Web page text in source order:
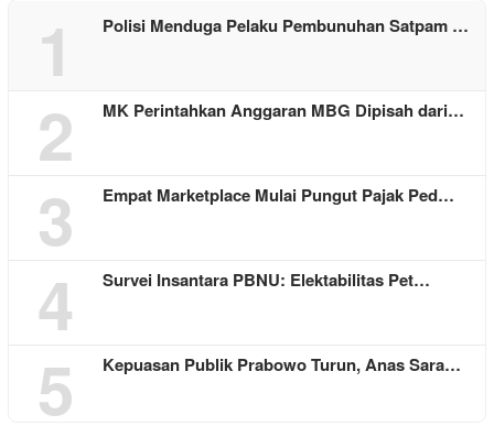
1 Polisi Menduga Pelaku Pembunuhan Satpam …
2 MK Perintahkan Anggaran MBG Dipisah dari…
3 Empat Marketplace Mulai Pungut Pajak Ped…
4 Survei Insantara PBNU: Elektabilitas Pet…
5 Kepuasan Publik Prabowo Turun, Anas Sara…